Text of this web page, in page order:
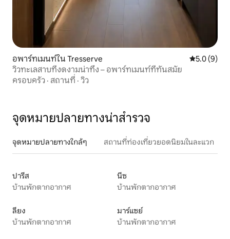
อพาร์ทเมนท์ใน Tresserve คะแนนเฉลี่
5.0 (9)
วิวทะเลสาบที่งดงามน่าทึ่ง – อพาร์ทเมนท์ที่ทันสมัย
ครอบครัว · สถานที่ · วิว
จุดหมายปลายทางน่าสำรวจ
จุดหมายปลายทางใกล้ๆ สถานที่ท่องเที่ยวยอดนิยมในละแวก
ปารีส
บ้านพักตากอากาศ
นีซ
บ้านพักตากอากาศ
ลียง
บ้านพักตากอากาศ
มาร์แซย์
บ้านพักตากอากาศ